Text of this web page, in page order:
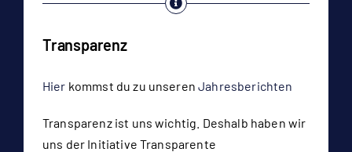
Transparenz
Hier kommst du zu unserenJahresberichten
Transparenz ist uns wichtig. Deshalb haben wir
uns der Initiative Transparente